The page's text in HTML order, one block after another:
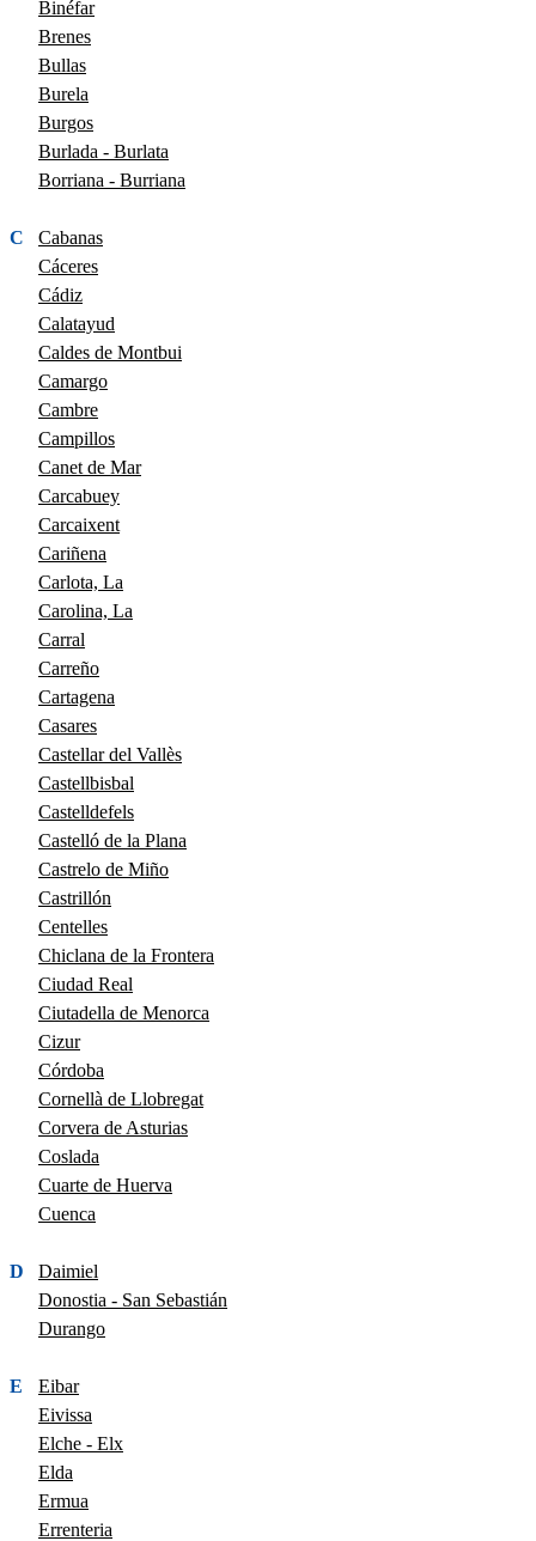
Binéfar
Brenes
Bullas
Burela
Burgos
Burlada - Burlata
Borriana - Burriana
C
Cabanas
Cáceres
Cádiz
Calatayud
Caldes de Montbui
Camargo
Cambre
Campillos
Canet de Mar
Carcabuey
Carcaixent
Cariñena
Carlota, La
Carolina, La
Carral
Carreño
Cartagena
Casares
Castellar del Vallès
Castellbisbal
Castelldefels
Castelló de la Plana
Castrelo de Miño
Castrillón
Centelles
Chiclana de la Frontera
Ciudad Real
Ciutadella de Menorca
Cizur
Córdoba
Cornellà de Llobregat
Corvera de Asturias
Coslada
Cuarte de Huerva
Cuenca
D
Daimiel
Donostia - San Sebastián
Durango
E
Eibar
Eivissa
Elche - Elx
Elda
Ermua
Errenteria